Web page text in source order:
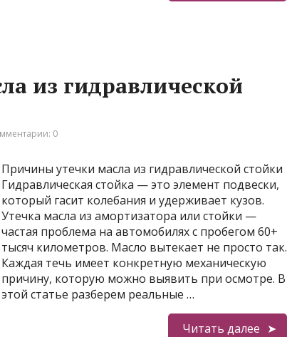
из гидравлической
0
Причины утечки масла из гидравлической стойки
Гидравлическая стойка — это элемент подвески,
который гасит колебания и удерживает кузов.
Утечка масла из амортизатора или стойки —
частая проблема на автомобилях с пробегом 60+
тысяч километров. Масло вытекает не просто так.
Каждая течь имеет конкретную механическую
причину, которую можно выявить при осмотре. В
этой статье разберем реальные …
Читать далее